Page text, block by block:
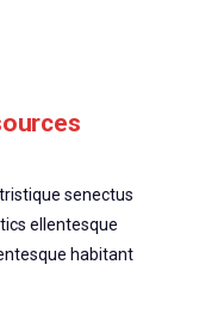
senectus
ellentesque
habitant